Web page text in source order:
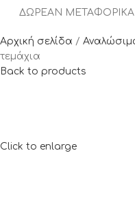
ΔΩΡΕΑΝ ΜΕΤΑΦΟΡΙΚΑ
Αρχική σελίδα
τεμάχια
Back to products
Click to enlarge